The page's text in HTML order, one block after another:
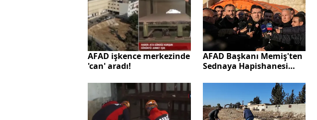
AFAD işkence merkezinde
'can' aradı!
AFAD Başkanı Memiş'ten
Sednaya Hapishanesi
tespit edildi"